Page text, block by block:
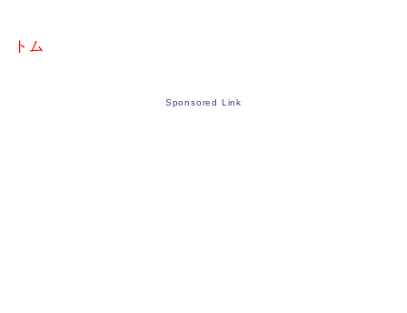
トム
Sponsored Link